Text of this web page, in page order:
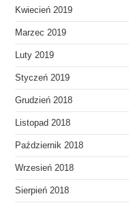
Kwiecień 2019
Marzec 2019
Luty 2019
Styczeń 2019
Grudzień 2018
Listopad 2018
Październik 2018
Wrzesień 2018
Sierpień 2018